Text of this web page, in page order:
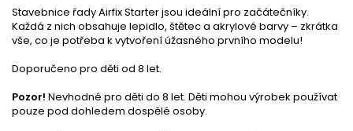
Stavebnice řady Airfix Starter jsou ideální pro začátečníky.
Každá z nich obsahuje lepidlo, štětec a akrylové barvy – zkrátka
vše, co je potřeba k vytvoření úžasného prvního modelu!
Doporučeno pro děti od 8 let.
Pozor! Nevhodné pro děti do 8 let. Děti mohou výrobek používat
pouze pod dohledem dospělé osoby.